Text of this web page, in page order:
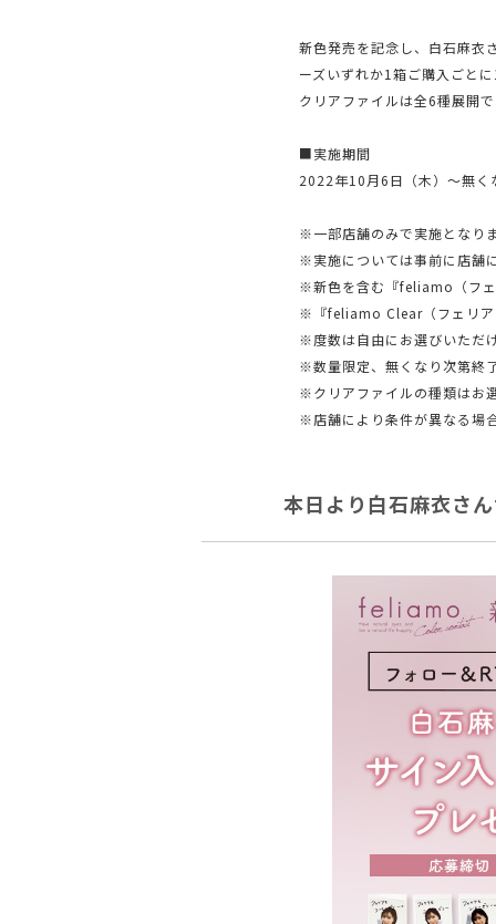
新色発売を記念し、白石麻衣
ーズいずれか1箱ご購入ごと
クリアファイルは全6種展開
■実施期間
2022年10月6日（木）～無く
※一部店舗のみで実施となり
※実施については事前に店舗
※新色を含む『feliamo（フェ
※『feliamo Clear（フェリア
※度数は自由にお選びいただ
※数量限定、無くなり次第終
※クリアファイルの種類はお
※店舗により条件が異なる場
本日より白石麻衣さ